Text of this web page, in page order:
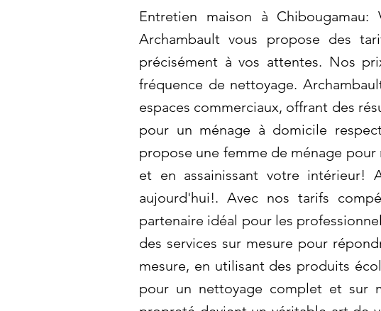
Entretien maison à
Archambault vous propose des
précisément à vos attentes. Nos
fréquence de nettoyage.
espaces commerciaux, offrant des
pour un ménage à domicile
propose une femme de ménage
et en assainissant votre intérieur!
aujourd'hui!. Avec nos tarifs
partenaire idéal pour les
des services sur mesure pour
mesure, en utilisant des produits
pour un nettoyage complet et sur